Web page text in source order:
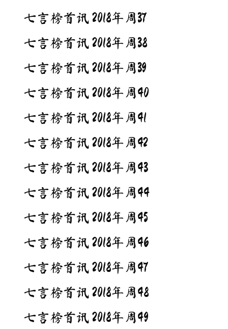
七言榜首讯 2018年周37
七言榜首讯 2018年周38
七言榜首讯 2018年周39
七言榜首讯 2018年周40
七言榜首讯 2018年周41
七言榜首讯 2018年周42
七言榜首讯 2018年周43
七言榜首讯 2018年周44
七言榜首讯 2018年周45
七言榜首讯 2018年周46
七言榜首讯 2018年周47
七言榜首讯 2018年周48
七言榜首讯 2018年周49